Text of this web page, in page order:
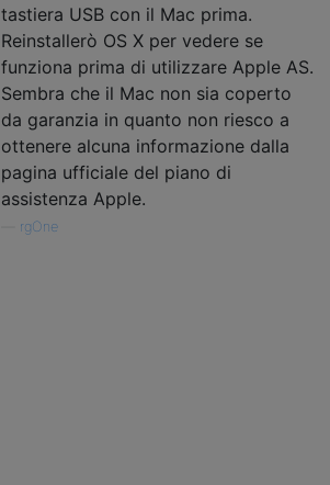
tastiera USB con il Mac prima.
Reinstallerò OS X per vedere se
funziona prima di utilizzare Apple AS.
Sembra che il Mac non sia coperto
da garanzia in quanto non riesco a
ottenere alcuna informazione dalla
pagina ufficiale del piano di
assistenza Apple.
rgOne